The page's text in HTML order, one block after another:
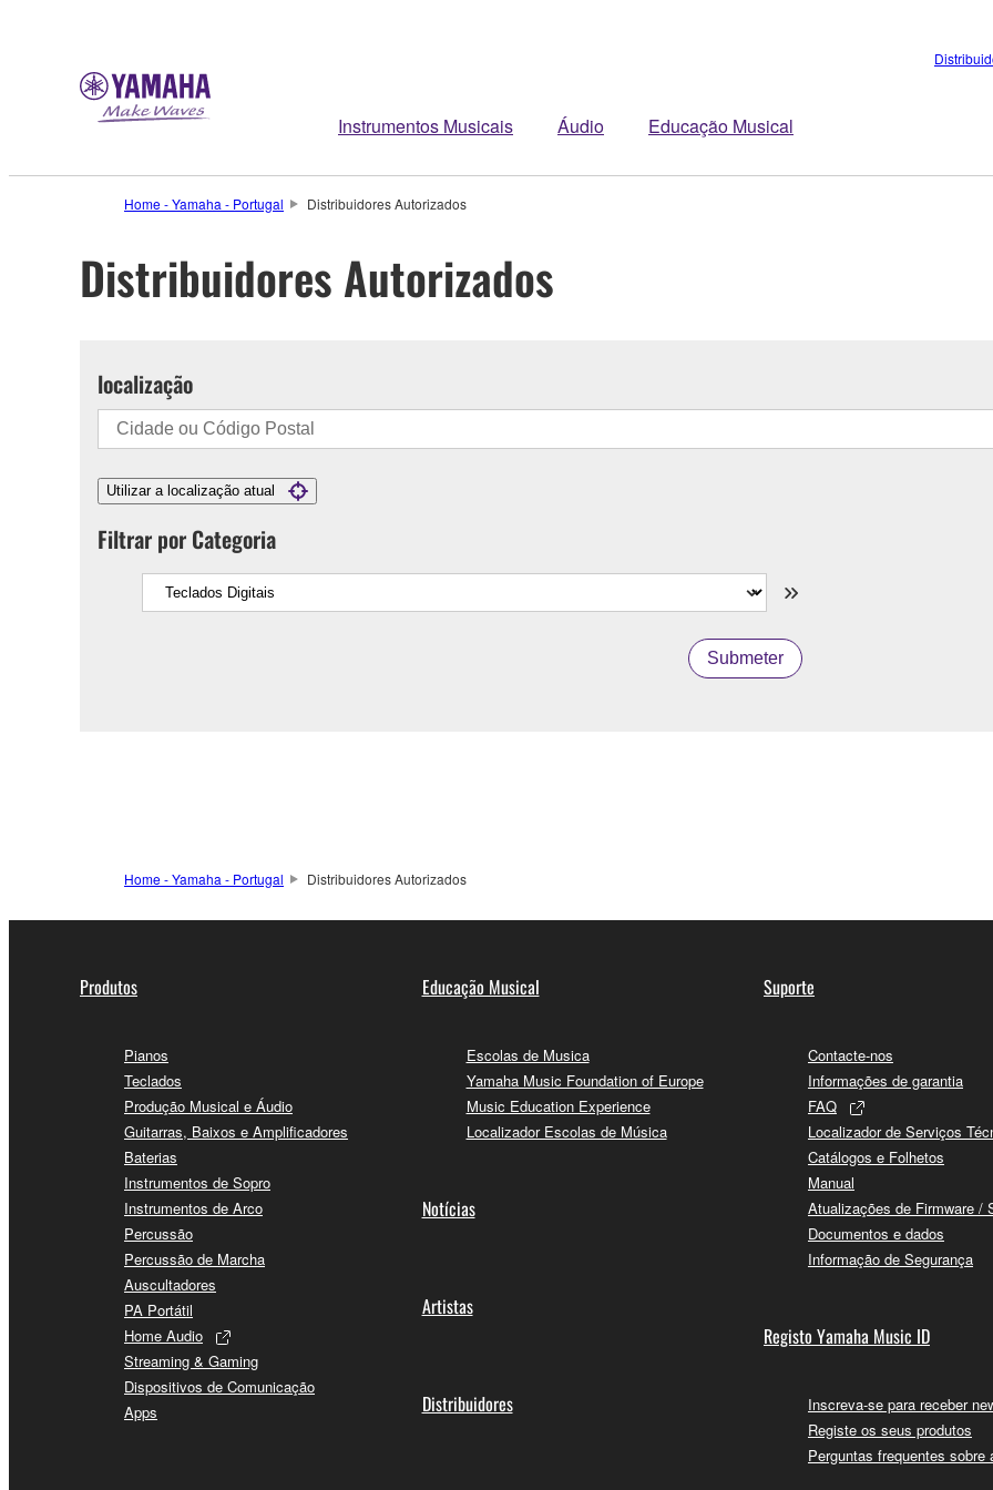
Instrumentos Musicais Áudio Educação Musical
Home - Yamaha - Portugal Distribuidores Autorizados
Distribuidores Autorizados
localização
Utilizar a localização atual
Filtrar por Categoria
Submeter
Home - Yamaha - Portugal Distribuidores Autorizados
Produtos
Pianos
Teclados
Produção Musical e Áudio
Guitarras, Baixos e Amplificadores
Baterias
Instrumentos de Sopro
Instrumentos de Arco
Percussão
Percussão de Marcha
Auscultadores
PA Portátil
Home Audio
Streaming & Gaming
Dispositivos de Comunicação
Apps
Educação Musical
Escolas de Musica
Yamaha Music Foundation of Europe
Music Education Experience
Localizador Escolas de Música
Notícias
Artistas
Distribuidores
Suporte
Contacte-nos
Informações de garantia
FAQ
Localizador de Serviços
Catálogos e Folhetos
Manual
Atualizações de Firmware /
Documentos e dados
Informação de Segurança
Registo Yamaha Music ID
Inscreva-se para receber
Registe os seus produtos
Perguntas frequentes sobre